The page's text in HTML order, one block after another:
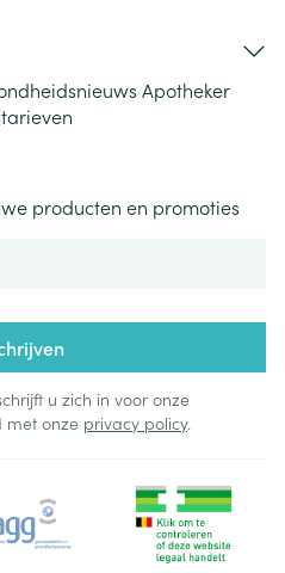
Apotheker
producten en promoties
u zich in voor onze
met onze privacy policy.